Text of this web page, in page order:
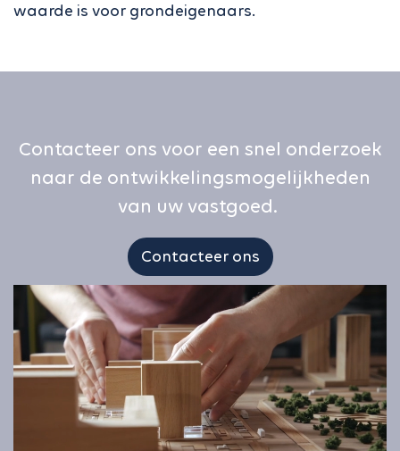
waarde is voor grondeigenaars.
Contacteer ons voor een snel onderzoek
naar de ontwikkelingsmogelijkheden
van uw vastgoed.
Contacteer ons